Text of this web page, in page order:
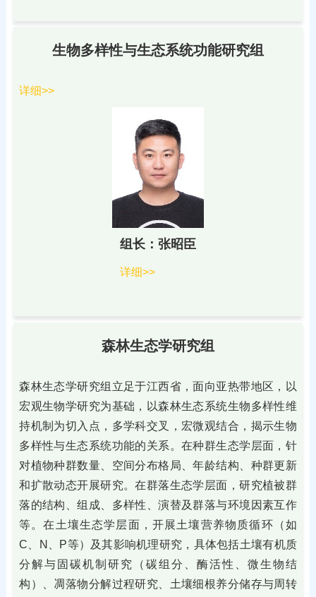
生物多样性与生态系统功能研究组
详细>>
组长：张昭臣
详细>>
森林生态学研究组
森林生态学研究组立足于江西省，面向亚热带地区，以
宏观生物学研究为基础，以森林生态系统生物多样性维
持机制为切入点，多学科交叉，宏微观结合，揭示生物
多样性与生态系统功能的关系。在种群生态学层面，针
对植物种群数量、空间分布格局、年龄结构、种群更新
和扩散动态开展研究。在群落生态学层面，研究植被群
落的结构、组成、多样性、演替及群落与环境因素互作
等。在土壤生态学层面，开展土壤营养物质循环（如
C、N、P等）及其影响机理研究，具体包括土壤有机质
分解与固碳机制研究（碳组分、酶活性、微生物结
构）、凋落物分解过程研究、土壤细根养分储存与周转